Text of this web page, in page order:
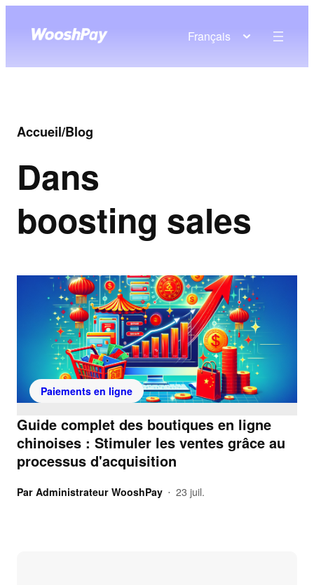
Français
Accueil/Blog
Dans
boosting sales
Paiements en ligne
Guide complet des boutiques en ligne
chinoises : Stimuler les ventes grâce au
processus d'acquisition
Par Administrateur WooshPay • 23 juil.